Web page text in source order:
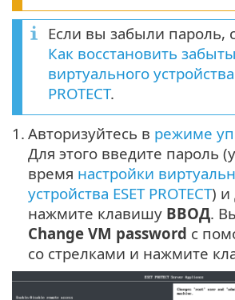
Если вы забыли пароль,
Как восстановить
виртуального устройства
PROTECT.
1. Авторизуйтесь в режиме
Для этого введите пароль
время настройки
устройства ESET PROTECT) и
нажмите клавишу ВВОД.
Change VM password с
со стрелками и нажмите